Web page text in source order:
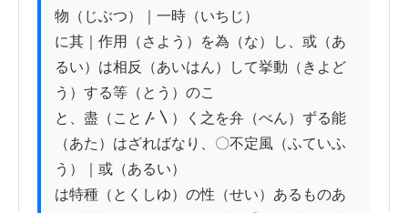
物（じぶつ）｜一時（いちじ）
に其｜作用（さよう）を為（な）し、或（あ
るい）は相反（あいはん）して挙動（きよど
う）する等（とう）のこ
と、盡（こと〴〵）く之を弁（べん）ずる能
（あた）はざればなり、〇不定風（ふていふ
う）｜或（あるい）
は特種（とくしゆ）の性（せい）あるものあ